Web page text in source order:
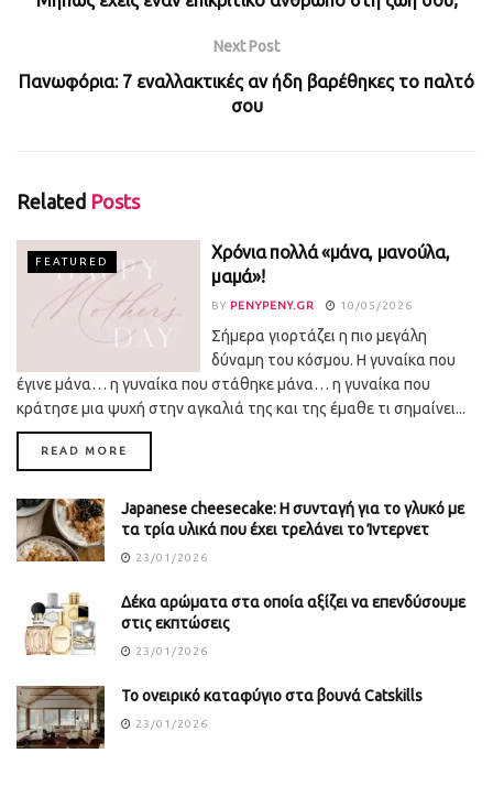
Next Post
Πανωφόρια: 7 εναλλακτικές αν ήδη βαρέθηκες το παλτό
σου
Related Posts
FEATURED
Χρόνια πολλά «μάνα, μανούλα,
μαμά»!
BY PENYPENY.GR 10/05/2026
Σήμερα γιορτάζει η πιο μεγάλη
δύναμη του κόσμου. Η γυναίκα που
έγινε μάνα… η γυναίκα που στάθηκε μάνα… η γυναίκα που
κράτησε μια ψυχή στην αγκαλιά της και της έμαθε τι σημαίνει...
READ MORE
Japanese cheesecake: Η συνταγή για το γλυκό με
τα τρία υλικά που έχει τρελάνει το Ίντερνετ
23/01/2026
Δέκα αρώματα στα οποία αξίζει να επενδύσουμε
στις εκπτώσεις
23/01/2026
Το ονειρικό καταφύγιο στα βουνά Catskills
23/01/2026